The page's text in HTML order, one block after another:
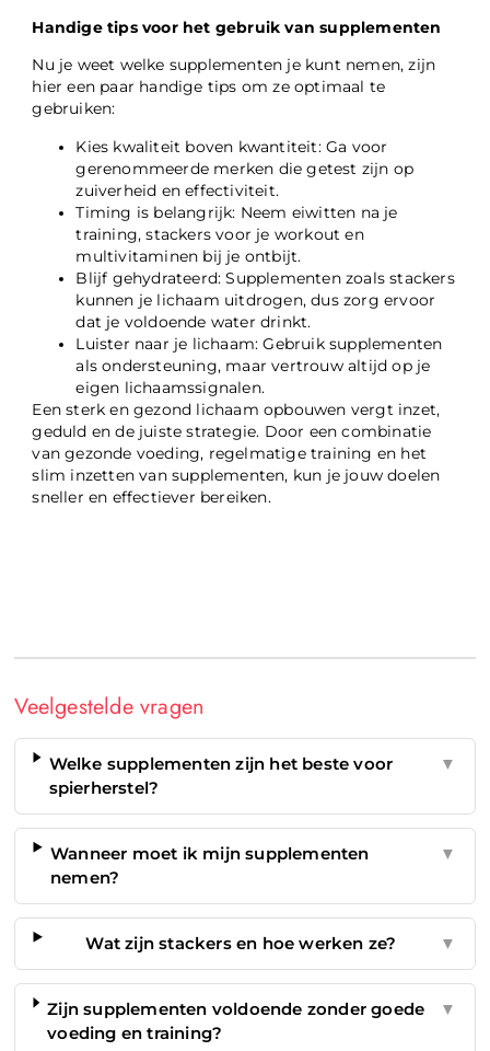
Handige tips voor het gebruik van supplementen
Nu je weet welke supplementen je kunt nemen, zijn
hier een paar handige tips om ze optimaal te
gebruiken:
Kies kwaliteit boven kwantiteit: Ga voor
gerenommeerde merken die getest zijn op
zuiverheid en effectiviteit.
Timing is belangrijk: Neem eiwitten na je
training, stackers voor je workout en
multivitaminen bij je ontbijt.
Blijf gehydrateerd: Supplementen zoals stackers
kunnen je lichaam uitdrogen, dus zorg ervoor
dat je voldoende water drinkt.
Luister naar je lichaam: Gebruik supplementen
als ondersteuning, maar vertrouw altijd op je
eigen lichaamssignalen.
Een sterk en gezond lichaam opbouwen vergt inzet,
geduld en de juiste strategie. Door een combinatie
van gezonde voeding, regelmatige training en het
slim inzetten van supplementen, kun je jouw doelen
sneller en effectiever bereiken.
Veelgestelde vragen
Welke supplementen zijn het beste voor
spierherstel?
▼
Wanneer moet ik mijn supplementen
nemen?
▼
Wat zijn stackers en hoe werken ze? ▼
Zijn supplementen voldoende zonder goede
voeding en training?
▼